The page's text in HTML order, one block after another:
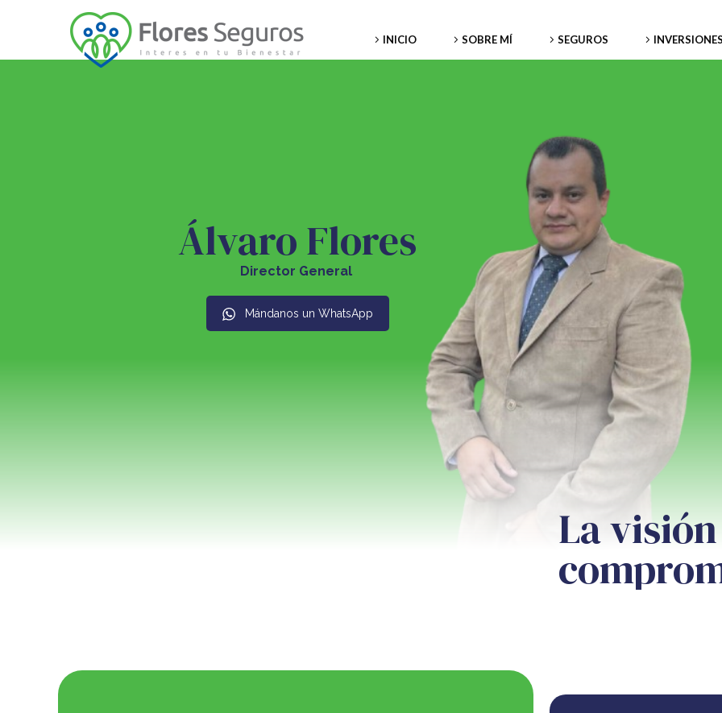
INICIO SOBRE MÍ SEGUROS INVERSIONES
Álvaro Flores
Director General
Mándanos un WhatsApp
La